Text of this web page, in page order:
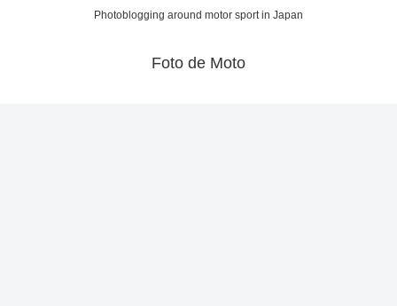
Photoblogging around motor sport in Japan
Foto de Moto